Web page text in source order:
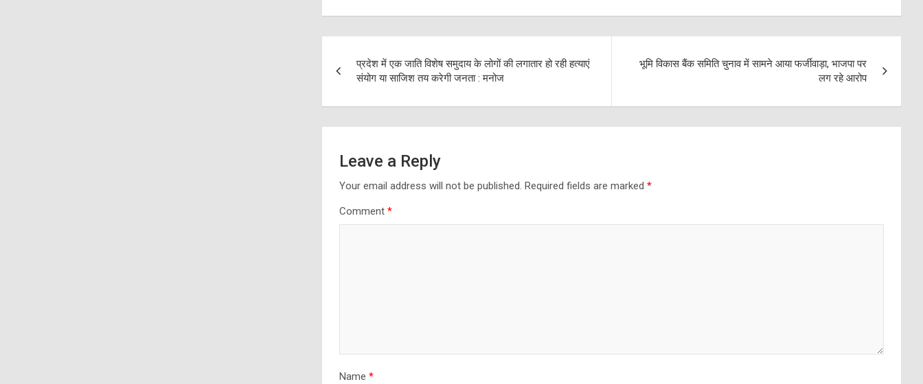
navigation
प्रदेश में एक जाति विशेष समुदाय के लोगों की लगातार हो रही हत्याएं
संयोग या साजिश तय करेगी जनता : मनोज
भूमि विकास बैंक समिति चुनाव में सामने आया फर्जीवाड़ा, भाजपा पर
लग रहे आरोप
Leave a Reply
Your email address will not be published. Required fields are marked *
Comment *
Name *